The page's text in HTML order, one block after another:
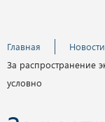
Главная Новости
За распространение
условно